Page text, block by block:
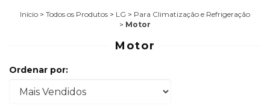
Início > Todos os Produtos > LG > Para Climatização e Refrigeração
> Motor
Motor
Ordenar por: